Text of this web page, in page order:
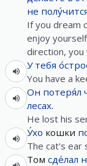
не
If you dream
enjoy
direction, you
У тебя
You have a
Он потеря́л
лесах.
He lost his
У́хо кошки
The cat's ear
Том сде́лал